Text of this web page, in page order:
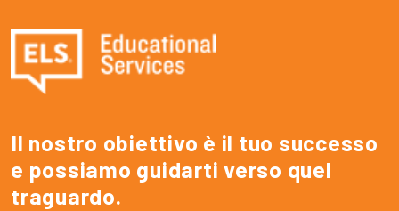
Il nostro obiettivo è il tuo successo
e possiamo guidarti verso quel
traguardo.